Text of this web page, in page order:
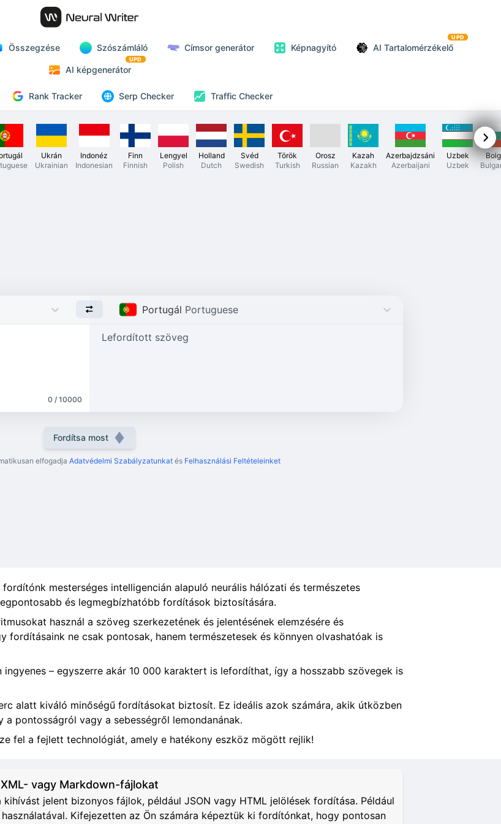
Összegzése Szószámláló Címsor generátor Képnagyító AI Tartalomérzékelő
UPD
AI képgenerátor
UPD
Rank Tracker Serp Checker Traffic Checker
Ukrán
Ukrainian
Indonéz
Indonesian
Finn
Finnish
Lengyel
Polish
Holland
Dutch
Svéd
Swedish
Török
Turkish
Orosz
Russian
Kazah
Kazakh
Azerbajdzsáni
Azerbaijani
Uzbek
Uzbek
Portugál Portuguese
0 / 10000
Lefordított szöveg
Fordítsa most
elfogadja Adatvédelmi Szabályzatunkat és Felhasználási Feltételeinket
mesterséges intelligencián alapuló neurális hálózati és természetes
és legmegbízhatóbb fordítások biztosítására.
használ a szöveg szerkezetének és jelentésének elemzésére és
fordításaink ne csak pontosak, hanem természetesek és könnyen olvashatóak is
– egyszerre akár 10 000 karaktert is lefordíthat, így a hosszabb szövegek is
alatt kiváló minőségű fordításokat biztosít. Ez ideális azok számára, akik útközben
pontosságról vagy a sebességről lemondanának.
fel a fejlett technológiát, amely e hatékony eszköz mögött rejlik!
vagy Markdown-fájlokat
jelent bizonyos fájlok, például JSON vagy HTML jelölések fordítása. Például
Kifejezetten az Ön számára képeztük ki fordítónkat, hogy pontosan